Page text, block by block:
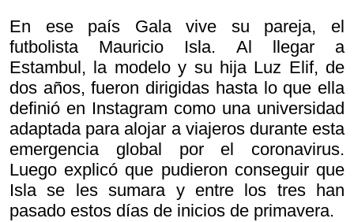
En ese país Gala vive su pareja, el
futbolista Mauricio Isla. Al llegar a
Estambul, la modelo y su hija Luz Elif, de
dos años, fueron dirigidas hasta lo que ella
definió en Instagram como una universidad
adaptada para alojar a viajeros durante esta
emergencia global por el coronavirus.
Luego explicó que pudieron conseguir que
Isla se les sumara y entre los tres han
pasado estos días de inicios de primavera.